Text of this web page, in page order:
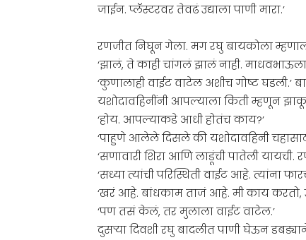
जाईन. प्लॅस्टरवर तेवढं उद्याला पाणी मारा.’
रणजीत निघून गेला. मग रघु बायकोला
‘झालं, ते काही चांगलं झालं नाही.
‘कुणालाही वाईट वाटेल अशीच गोष्ट
यशोदावहिनींनी आपल्याला किती म्हणून
‘होय. आपल्याकडे आधी होतंच काय?’
‘पाहुणे आलेले दिसले की यशोदावहिनी
‘सणावारी शिरा आणि लाडूंची पातेली
‘सध्या त्यांची परिस्थिती वाईट आहे. त्यांना
‘खरं आहे. बांधकाम ताजं आहे. मी काय करतो,
‘पण तसं केलं, तर मुलाला वाईट वाटेल.’
दुसर्‍या दिवशी रघु बादलीत पाणी घेऊन